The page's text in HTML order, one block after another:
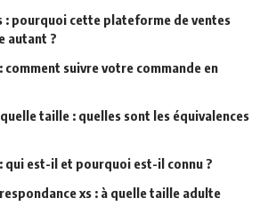
: pourquoi cette plateforme de ventes
autant ?
comment suivre votre commande en
taille : quelles sont les équivalences
qui est-il et pourquoi est-il connu ?
xs : à quelle taille adulte